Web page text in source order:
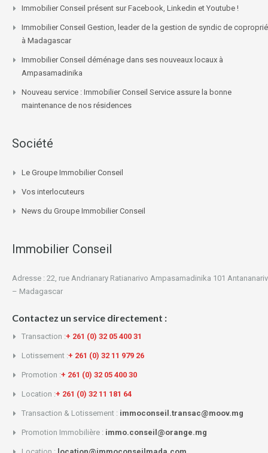
Immobilier Conseil présent sur Facebook, Linkedin et Youtube !
Immobilier Conseil Gestion, leader de la gestion de syndic de
à Madagascar
Immobilier Conseil déménage dans ses nouveaux locaux à
Ampasamadinika
Nouveau service : Immobilier Conseil Service assure la bonne
maintenance de nos résidences
Société
Le Groupe Immobilier Conseil
Vos interlocuteurs
News du Groupe Immobilier Conseil
Immobilier Conseil
Adresse : 22, rue Andrianary Ratianarivo Ampasamadinika 101
– Madagascar
Contactez un service directement :
Transaction :+ 261 (0) 32 05 400 31
Lotissement :+ 261 (0) 32 11 979 26
Promotion :+ 261 (0) 32 05 400 30
Location :+ 261 (0) 32 11 181 64
Transaction & Lotissement : immoconseil.transac@moov.mg
Promotion Immobilière : immo.conseil@orange.mg